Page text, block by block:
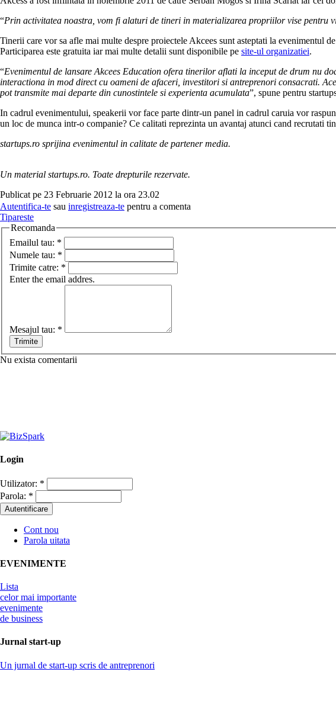
“Prin activitatea noastra, vom fi alaturi de tineri in materializarea propriilor vise pentru
Tinerii care vor sa afle mai multe despre proiectele Akcees sunt asteptati la evenimentul
Participarea este gratuita iar mai multe detalii sunt disponibile pe site-ul organizatiei.
“Evenimentul de lansare Akcees Education ofera tinerilor aflati la inceput de drum nu
interactiona in mod direct cu oameni de afaceri, investitori si antreprenori consacrati.
pot transmite mai departe din cunostintele si experienta acumulata”, spune pentru
In cadrul evenimentului, speakerii vor face parte dintr-un panel in cadrul caruia vor
un loc de munca intr-o companie? Ce calitati reprezinta un avantaj atunci cand recrutati
startups.ro sprijina evenimentul in calitate de partener media.
Un material startups.ro. Toate drepturile rezervate.
Publicat pe 23 Februarie 2012 la ora 23.02
Autentifica-te sau inregistreaza-te pentru a comenta
Tipareste
Recomanda
Emailul tau: *
Numele tau: *
Trimite catre: *
Enter the email addres.
Mesajul tau: *
Nu exista comentarii
Login
Utilizator: *
Parola: *
Cont nou
Parola uitata
EVENIMENTE
Lista
celor mai importante
evenimente
de business
Jurnal start-up
Un jurnal de start-up scris de antreprenori